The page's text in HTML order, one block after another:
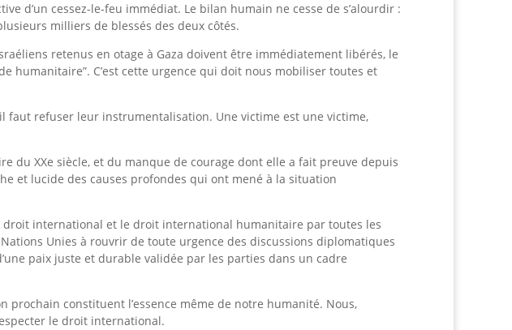
d’un cessez-le-feu immédiat. Le bilan humain ne cesse de s’alourdir :
milliers de blessés des deux côtés.
retenus en otage à Gaza doivent être immédiatement libérés, le
humanitaire”. C’est cette urgence qui doit nous mobiliser toutes et
faut refuser leur instrumentalisation. Une victime est une victime,
du XXe siècle, et du manque de courage dont elle a fait preuve depuis
et lucide des causes profondes qui ont mené à la situation
international et le droit international humanitaire par toutes les
Unies à rouvrir de toute urgence des discussions diplomatiques
paix juste et durable validée par les parties dans un cadre
constituent l’essence même de notre humanité. Nous,
le droit international.